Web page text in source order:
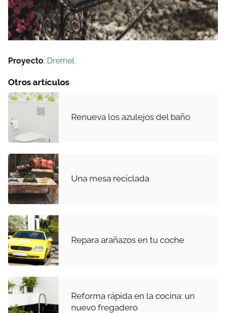
Proyecto: Dremel
Otros artículos
Renueva los azulejos del baño
Una mesa reciclada
Repara arañazos en tu coche
Reforma rápida en la cocina: un
nuevo fregadero